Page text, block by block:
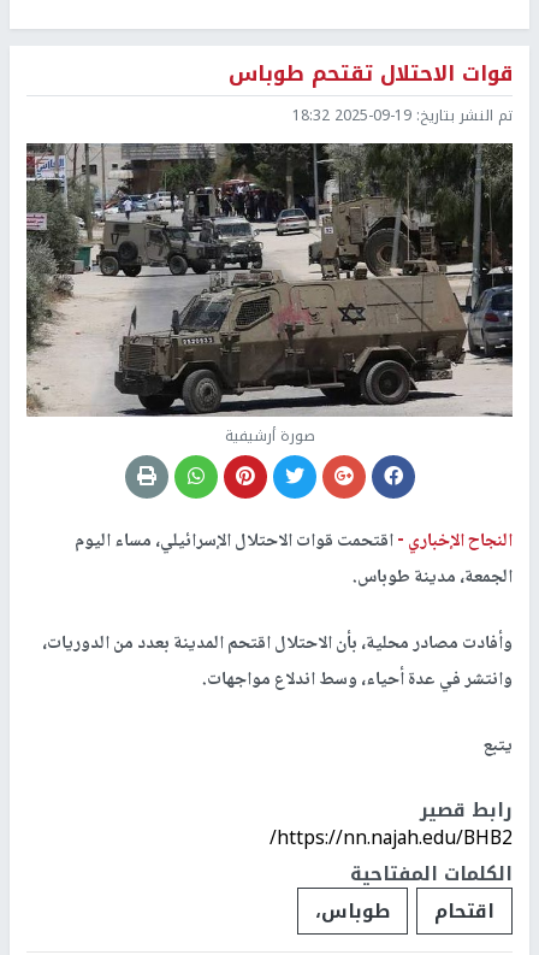
قوات الاحتلال تقتحم طوباس
تم النشر بتاريخ: 2025-09-19 18:32
صورة أرشيفية
النجاح الإخباري -اقتحمت قوات الاحتلال الإسرائيلي، مساء اليوم
الجمعة، مدينة طوباس.
وأفادت مصادر محلية، بأن الاحتلال اقتحم المدينة بعدد من الدوريات،
وانتشر في عدة أحياء، وسط اندلاع مواجهات.
يتبع
رابط قصير
https://nn.najah.edu/BHB2/
الكلمات المفتاحية
اقتحام
طوباس،